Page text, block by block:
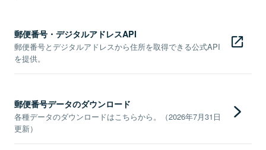
郵便番号・デジタルアドレスAPI
郵便番号とデジタルアドレスから住所を取得できる公式API
を提供。
郵便番号データのダウンロード
各種データのダウンロードはこちらから。（2026年7月31日
更新）